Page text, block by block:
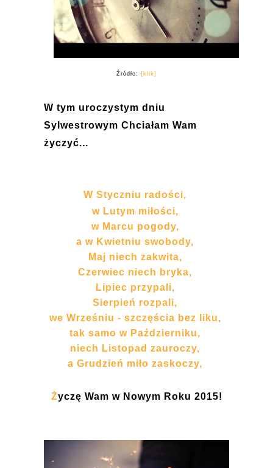
Źródło: [klik]
W tym uroczystym dniu
Sylwestrowym Chciałam Wam
życzyć...
W Styczniu radości,
w Lutym miłości,
w Marcu pogody,
a w Kwietniu swobody,
Maj niech zakwita,
Czerwiec niech bryka,
Lipiec przypali,
Sierpień rozpali,
we Wrześniu - szczęścia bez liku,
tak samo w Październiku,
niech Listopad zauroczy,
a Grudzień miło zaskoczy,
Życzę Wam w Nowym Roku 2015!